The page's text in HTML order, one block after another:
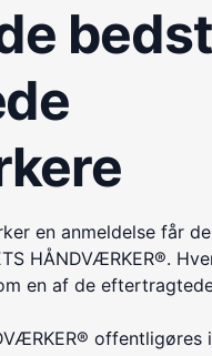
bedst
en anmeldelse får
HÅNDVÆRKER®.
en af de